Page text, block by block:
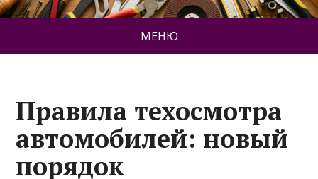
МЕНЮ
Правила техосмотра
автомобилей: новый
порядок